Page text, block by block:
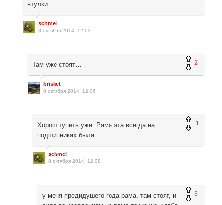
втулки.
schmel
8 октября 2014, 12:03
-2
Там уже стоят…
brisket
8 октября 2014, 12:06
+1
Хорош тупить уже. Рама эта всегда на
подшипниках была.
schmel
8 октября 2014, 12:08
-3
у меня предидушего года рама, там стоят, и